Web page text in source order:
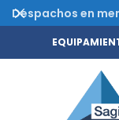
Despachos en